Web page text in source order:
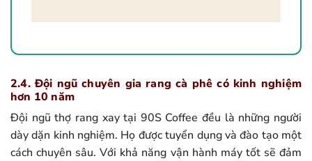
2.4. Đội ngũ chuyên gia rang cà phê có kinh nghiệm
hơn 10 năm
Đội ngũ thợ rang xay tại 90S Coffee đều là những người
dày dặn kinh nghiệm. Họ được tuyển dụng và đào tạo một
cách chuyên sâu. Với khả năng vận hành máy tốt sẽ đảm